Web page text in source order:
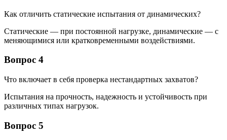
Как отличить статические испытания от динамических?
Статические — при постоянной нагрузке, динамические — с
меняющимися или кратковременными воздействиями.
Вопрос 4
Что включает в себя проверка нестандартных захватов?
Испытания на прочность, надежность и устойчивость при
различных типах нагрузок.
Вопрос 5